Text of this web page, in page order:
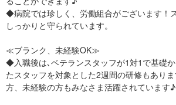
◆病院では珍しく、労働組合がございます！
しっかりと守られています。
≪ブランク、未経験OK≫
◆入職後は､ベテランスタッフが1対1で基礎
たスタッフを対象とした2週間の研修もあり
方、未経験の方もみなさま活躍されています♪